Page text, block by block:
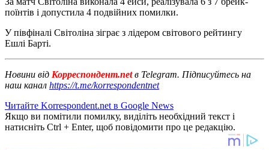
поїнтів і допустила 4 подвійних помилки.
У півфіналі Світоліна зіграє з лідером світового рейтингу
Ешлі Барті.
Новини від Корреспондент.netв Telegram. Підписуйтесь на
наш канал https://t.me/korrespondentnet
Читайте Korrespondent.net в Google News
Якщо ви помітили помилку, виділіть необхідний текст і
натисніть Ctrl + Enter, щоб повідомити про це редакцію.